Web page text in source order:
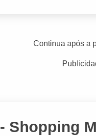
Continua após a
Shopping